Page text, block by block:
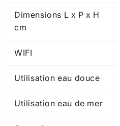
Dimensions L x P x H
cm
WIFI
Utilisation eau douce
Utilisation eau de mer